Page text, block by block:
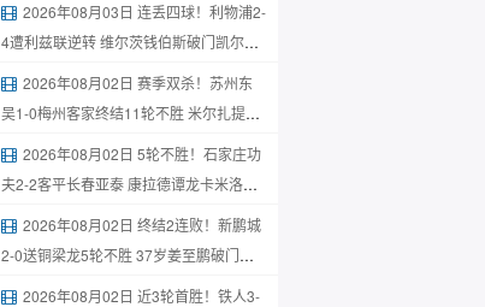
2026年08月03日 连丢四球！利物浦2-
4遭利兹联逆转 维尔茨钱伯斯破门凯尔凯
2026年08月02日 赛季双杀！苏州东
吴1-0梅州客家终结11轮不胜 米尔扎提制
2026年08月02日 5轮不胜！石家庄功
夫2-2客平长春亚泰 康拉德谭龙卡米洛破
2026年08月02日 终结2连败！新鹏城
2-0送铜梁龙5轮不胜 37岁姜至鹏破门韦
2026年08月02日 近3轮首胜！铁人3-